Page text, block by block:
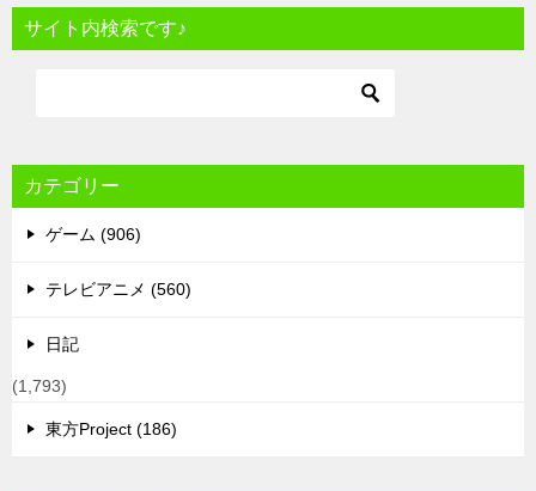
サイト内検索です♪
カテゴリー
ゲーム (906)
テレビアニメ (560)
日記
(1,793)
東方Project (186)